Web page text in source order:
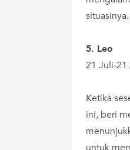
5. Leo
21 Juli-21
Ketika
ini, beri